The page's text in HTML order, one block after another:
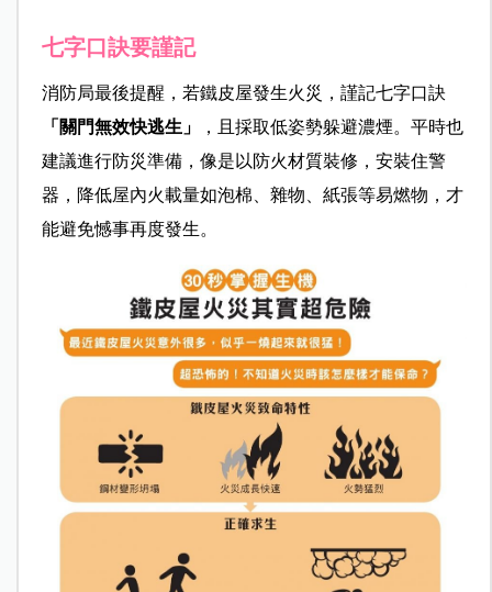
七字口訣要謹記
消防局最後提醒，若鐵皮屋發生火災，謹記七字口訣
「關門無效快逃生」
，且採取低姿勢躲避濃煙。平時也
建議進行防災準備，像是以防火材質裝修，安裝住警
器，降低屋內火載量如泡棉、雜物、紙張等易燃物，才
能避免憾事再度發生。